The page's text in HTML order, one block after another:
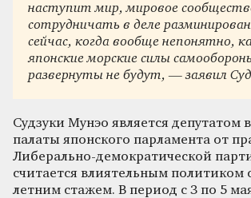
наступит мир, мировое
сотрудничать в деле
сейчас, когда вообще непонятно,
японские морские силы
развернуты не будут, — заявил
Судзуки Мунэо является депутатом
палаты японского парламента от
Либерально-демократической
считается влиятельным политиком
летним стажем. В период с 3 по 5